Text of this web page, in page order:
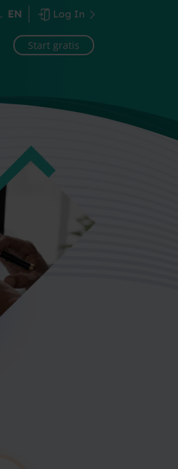
EN Log In
Start gratis